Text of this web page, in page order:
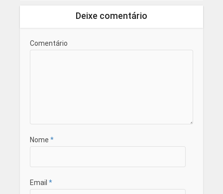
Deixe comentário
Comentário
Nome *
Email *